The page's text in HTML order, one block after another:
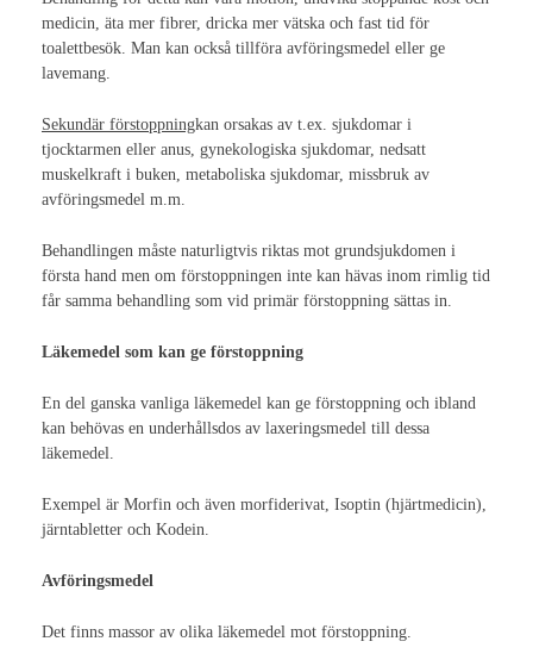
Nationell kongress 2007
Nationell kongress 2005
Nationell kongress 2003
Internationella Kongresser
Stomiterapeut
Kolorektal cancer
Blåscancer
Inflammatoriska tarmsjukdomar
medicin, äta mer fibrer, dricka mer vätska och fast tid för
toalettbesök. Man kan också tillföra avföringsmedel eller ge
lavemang.
Sekundär förstoppningkan orsakas av t.ex. sjukdomar i
tjocktarmen eller anus, gynekologiska sjukdomar, nedsatt
muskelkraft i buken, metaboliska sjukdomar, missbruk av
avföringsmedel m.m.
Behandlingen måste naturligtvis riktas mot grundsjukdomen i
första hand men om förstoppningen inte kan hävas inom rimlig tid
får samma behandling som vid primär förstoppning sättas in.
Läkemedel som kan ge förstoppning
En del ganska vanliga läkemedel kan ge förstoppning och ibland
kan behövas en underhållsdos av laxeringsmedel till dessa
läkemedel.
Exempel är Morfin och även morfiderivat, Isoptin (hjärtmedicin),
järntabletter och Kodein.
Avföringsmedel
Det finns massor av olika läkemedel mot förstoppning.